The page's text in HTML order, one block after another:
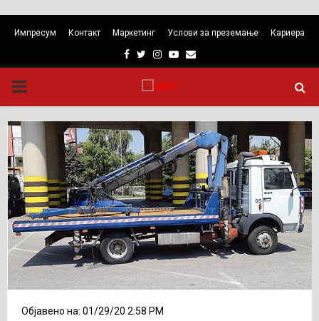
Импресум Контакт Маркетинг Услови за преземање Кариера
Facebook
TwitterInstagram
Youtube
Email
PRIMARY
MENU
Објавено на: 01/29/20 2:58 PM